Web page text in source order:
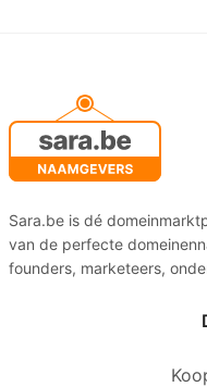
Sara.be is dé
van de perfecte
founders, marketeers,